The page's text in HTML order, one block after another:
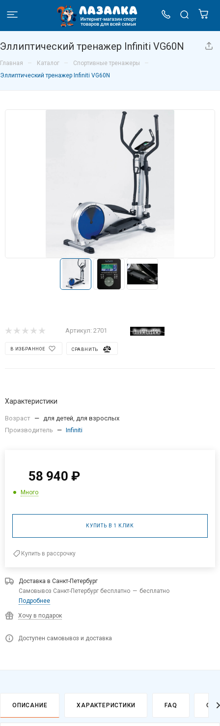
Эллиптический тренажер Infiniti VG60N
Главная – Каталог – Спортивные тренажеры –
Эллиптический тренажер Infiniti VG60N
Артикул: 2701
В ИЗБРАННОЕ СРАВНИТЬ
Характеристики
Возраст — для детей, для взрослых
Производитель
— Infiniti
58 940 ₽
Много
КУПИТЬ В 1 КЛИК
Купить в рассрочку
Доставка в Санкт-Петербург
Самовывоз Санкт-Петербург бесплатно — бесплатно
Подробнее
Хочу в подарок
Доступен самовывоз и доставка
ОПИСАНИЕ ХАРАКТЕРИСТИКИ FAQ